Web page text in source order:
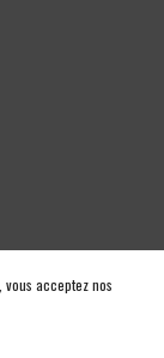
acceptez nos